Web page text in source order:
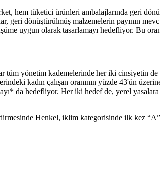
hem tüketici ürünleri ambalajlarında geri
geri dönüştürülmüş malzemelerin payının
uygun olarak tasarlamayı hedefliyor. Bu
tüm yönetim kademelerinde her iki cinsiyetin
kadın çalışan oranının yüzde 43'ün
da hedefliyor. Her iki hedef de, yerel
Henkel, iklim kategorisinde ilk kez